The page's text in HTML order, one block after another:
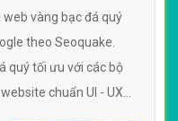
vàng bạc đá quý
theo Seoquake.
quý tối ưu với các bộ
chuẩn UI - UX